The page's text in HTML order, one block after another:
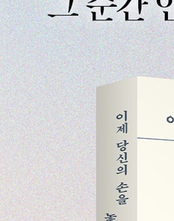
꺼이 고독해질 것
에게 필요한 것 | ‘나’로 존재하기 | 권
제대로 화내기 위하여
자신의 삶을 살려면
응하지 않는다 | 자신에게만 관심 있는
인생은 없다 | 실패를 즐기는 방법 | 해
랑이라 착각하는 관계
가 될 수 있다는 환상 | 관계에는 적절한